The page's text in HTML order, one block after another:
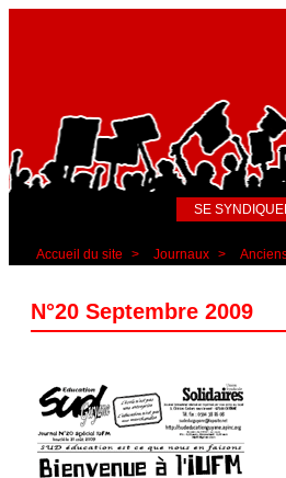
SE
Accueil du site > Journaux >
N°20 Septembre 2009